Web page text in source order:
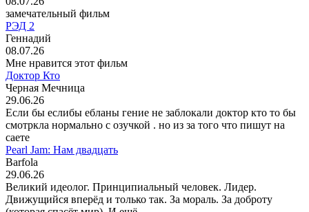
замечательный фильм
РЭД 2
Геннадий
08.07.26
Мне нравится этот фильм
Доктор Кто
Черная Мечница
29.06.26
Если бы еслибы ебланы гение не заблокали доктор кто то бы
смотркла нормально с озучкой . но из за того что пишут на
саете
Pearl Jam: Нам двадцать
Barfola
29.06.26
Великий идеолог. Принципиальный человек. Лидер.
Движущийся вперёд и только так. За мораль. За доброту